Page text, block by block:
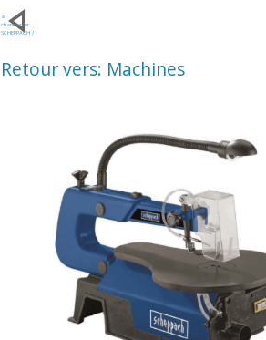
à
chantourner
SCHEPPACH /
Retour vers: Machines